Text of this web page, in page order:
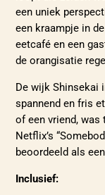
een uniek
een kraampje in
eetcafé en een
de orangisatie
De wijk Shinsekai
spannend en fris
of een vriend, was
Netflix’s
beoordeeld als
Inclusief: